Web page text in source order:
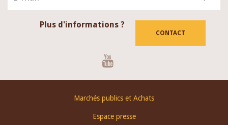
Plus d'informations ?
CONTACT
Marchés publics et Achats
Espace presse